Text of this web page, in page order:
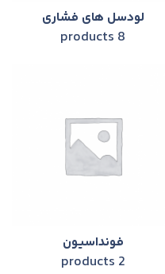
لودسل های فشاری
8 products
فونداسيون
2 products